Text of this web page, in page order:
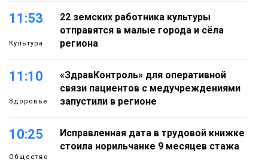
11:53
Культура
22 земских работника культуры
отправятся в малые города и сёла
региона
11:10
Здоровье
«ЗдравКонтроль» для оперативной
связи пациентов с медучреждениями
запустили в регионе
10:25
Общество
Исправленная дата в трудовой книжке
стоила норильчанке 9 месяцев стажа